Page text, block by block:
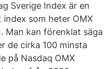
Sverige Index är en
som heter OMX
Man kan förenklat säga
de cirka 100 minsta
på Nasdaq OMX